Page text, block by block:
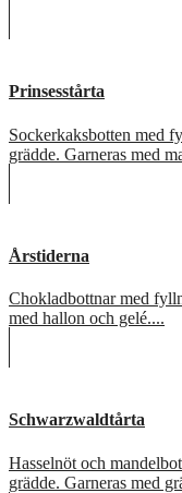
Prinsesstårta
Sockerkaksbotten med
grädde. Garneras med
Årstiderna
Chokladbottnar med
med hallon och gelé....
Schwarzwaldtårta
Hasselnöt och
grädde. Garneras med